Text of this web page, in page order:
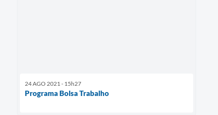
24 AGO 2021 - 15h27
Programa Bolsa Trabalho